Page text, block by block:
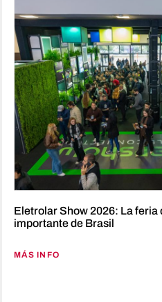
Eletrolar Show 2026: La feria
importante de Brasil
MÁS INFO